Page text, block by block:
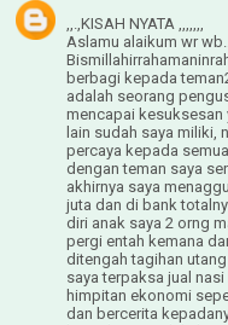
,,.,KISAH NYATA ,,,,,,,
Aslamu alaikum wr
berbagi kepada
adalah seorang
mencapai
lain sudah saya miliki,
percaya kepada
dengan teman saya
akhirnya saya
juta dan di bank
diri anak saya 2 orng
pergi entah kemana
ditengah tagihan
saya terpaksa jual
himpitan ekonomi
dan bercerita